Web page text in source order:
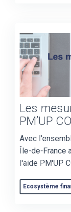
Les
PM’UP
Avec
Île-de-France
l'aide PM'UP
Ecosystème